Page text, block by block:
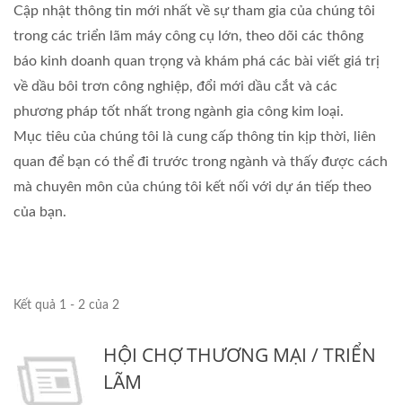
Cập nhật thông tin mới nhất về sự tham gia của chúng tôi
trong các triển lãm máy công cụ lớn, theo dõi các thông
báo kinh doanh quan trọng và khám phá các bài viết giá trị
về dầu bôi trơn công nghiệp, đổi mới dầu cắt và các
phương pháp tốt nhất trong ngành gia công kim loại.
Mục tiêu của chúng tôi là cung cấp thông tin kịp thời, liên
quan để bạn có thể đi trước trong ngành và thấy được cách
mà chuyên môn của chúng tôi kết nối với dự án tiếp theo
của bạn.
Kết quả 1 - 2 của 2
HỘI CHỢ THƯƠNG MẠI / TRIỂN
LÃM